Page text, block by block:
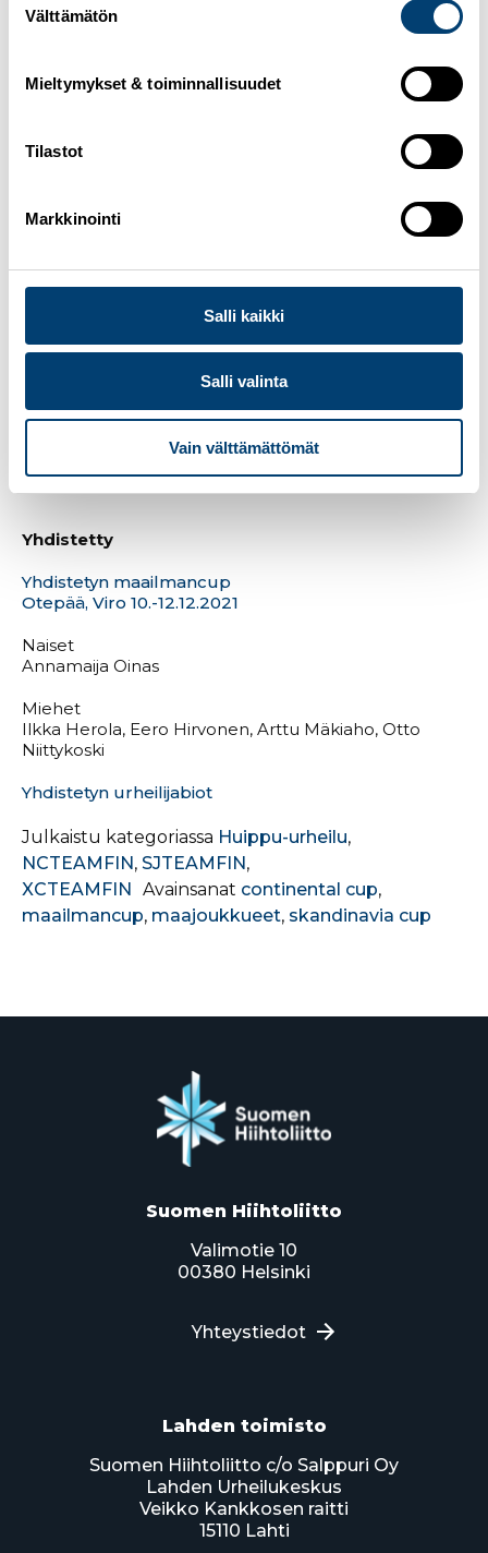
valinta
Välttämätön
Mieltymykset & toiminnallisuudet
Tilastot
Markkinointi
Salli kaikki
Salli valinta
Vain välttämättömät
Mäkihyppy
Niko Kytösaho
Continental Cup
Vikersund, Norja 10.-12.12.2021
Naiset
Mäkihypyn urheilijabiot
Yhdistetty
Yhdistetyn maailmancup
Otepää, Viro 10.-12.12.2021
Naiset
Annamaija Oinas
Miehet
Ilkka Herola, Eero Hirvonen, Arttu Mäkiaho, Otto
Niittykoski
Yhdistetyn urheilijabiot
Julkaistu kategoriassa Huippu-urheilu,
NCTEAMFIN , SJTEAMFIN ,
XCTEAMFIN
Avainsanat continental cup,
maailmancup, maajoukkueet, skandinavia cup
Suomen Hiihtoliitto
Valimotie 10
00380 Helsinki
Yhteystiedot
Lahden toimisto
Suomen Hiihtoliitto c/o Salppuri Oy
Lahden Urheilukeskus
Veikko Kankkosen raitti
15110 Lahti